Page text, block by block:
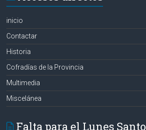
inicio
Contactar
Historia
Cofradías de la Provincia
Multimedia
Miscelánea
Falta para el Lunes Santo